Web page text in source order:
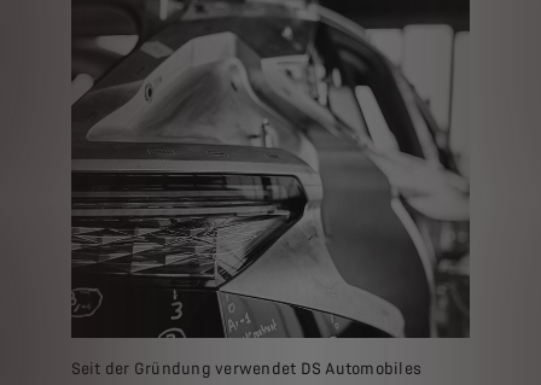
Seit der Gründung verwendet DS Automobiles